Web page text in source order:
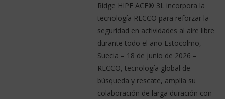
Ridge HIPE ACE® 3L incorpora la
tecnología RECCO para reforzar la
seguridad en actividades al aire libre
durante todo el año Estocolmo,
Suecia – 18 de junio de 2026 –
RECCO, tecnología global de
búsqueda y rescate, amplía su
colaboración de larga duración con